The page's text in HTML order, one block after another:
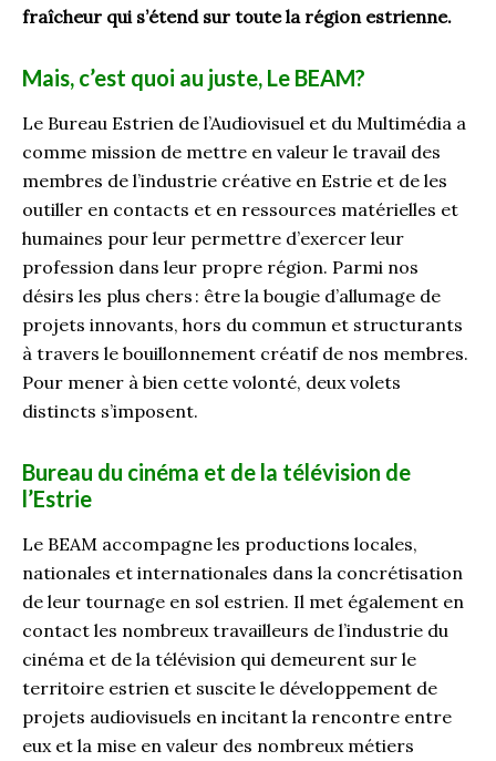
fraîcheur qui s’étend sur toute la région estrienne.
Mais, c’est quoi au juste, Le BEAM?
Le Bureau Estrien de l’Audiovisuel et du Multimédia a
comme mission de mettre en valeur le travail des
membres de l’industrie créative en Estrie et de les
outiller en contacts et en ressources matérielles et
humaines pour leur permettre d’exercer leur
profession dans leur propre région. Parmi nos
désirs les plus chers : être la bougie d’allumage de
projets innovants, hors du commun et structurants
à travers le bouillonnement créatif de nos membres.
Pour mener à bien cette volonté, deux volets
distincts s’imposent.
Bureau du cinéma et de la télévision de
l’Estrie
Le BEAM accompagne les productions locales,
nationales et internationales dans la concrétisation
de leur tournage en sol estrien. Il met également en
contact les nombreux travailleurs de l’industrie du
cinéma et de la télévision qui demeurent sur le
territoire estrien et suscite le développement de
projets audiovisuels en incitant la rencontre entre
eux et la mise en valeur des nombreux métiers